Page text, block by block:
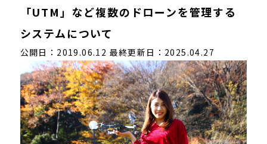
「UTM」など複数のドローンを管理する
システムについて
公開日：2019.06.12 最終更新日：2025.04.27